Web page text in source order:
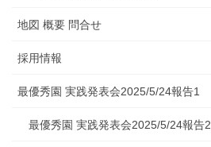
地図 概要 問合せ
採用情報
最優秀園 実践発表会2025/5/24報告1
最優秀園 実践発表会2025/5/24報告2